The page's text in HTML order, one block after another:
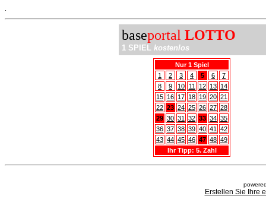
baseportal LOTTO
1 SPIEL kostenlos
Nur 1 Spiel
1
2 3 4 5 6
7
8
9 10 11 12 13 14
15 16 17 18 19 20 21
22 23 24 25 26 27 28
29 30 31 32 33 34 35
36 37 38 39 40 41
42
43 44 45 46 47 48 49
Ihr Tipp: 5. Zahl
Erstellen Sie Ihre